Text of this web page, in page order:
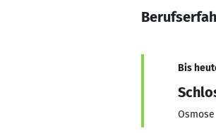
Bis
Osmose